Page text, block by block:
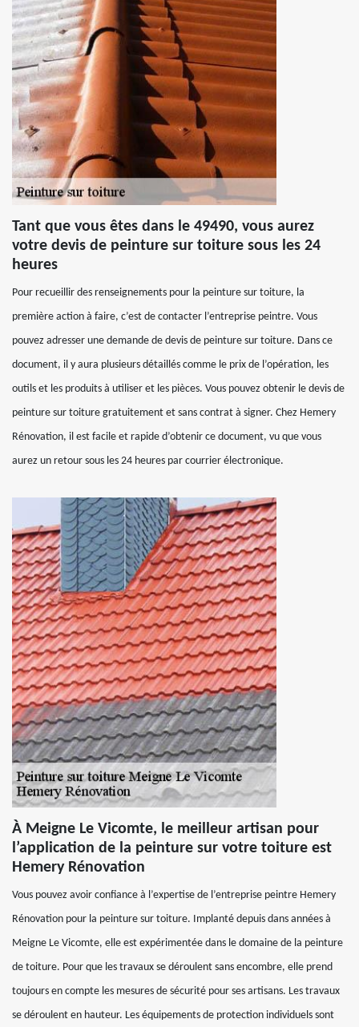
Tant que vous êtes dans le 49490, vous aurez
votre devis de peinture sur toiture sous les 24
heures
Pour recueillir des renseignements pour la peinture sur toiture, la
première action à faire, c’est de contacter l’entreprise peintre. Vous
pouvez adresser une demande de devis de peinture sur toiture. Dans ce
document, il y aura plusieurs détaillés comme le prix de l’opération, les
outils et les produits à utiliser et les pièces. Vous pouvez obtenir le devis de
peinture sur toiture gratuitement et sans contrat à signer. Chez Hemery
Rénovation, il est facile et rapide d’obtenir ce document, vu que vous
aurez un retour sous les 24 heures par courrier électronique.
À Meigne Le Vicomte, le meilleur artisan pour
l’application de la peinture sur votre toiture est
Hemery Rénovation
Vous pouvez avoir confiance à l’expertise de l’entreprise peintre Hemery
Rénovation pour la peinture sur toiture. Implanté depuis dans années à
Meigne Le Vicomte, elle est expérimentée dans le domaine de la peinture
de toiture. Pour que les travaux se déroulent sans encombre, elle prend
toujours en compte les mesures de sécurité pour ses artisans. Les travaux
se déroulent en hauteur. Les équipements de protection individuels sont